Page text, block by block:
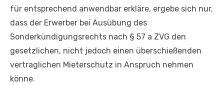
für entsprechend anwendbar erkläre, ergebe sich nur,
dass der Erwerber bei Ausübung des
Sonderkündigungsrechts nach § 57 a ZVG den
gesetzlichen, nicht jedoch einen überschießenden
vertraglichen Mieterschutz in Anspruch nehmen
könne.